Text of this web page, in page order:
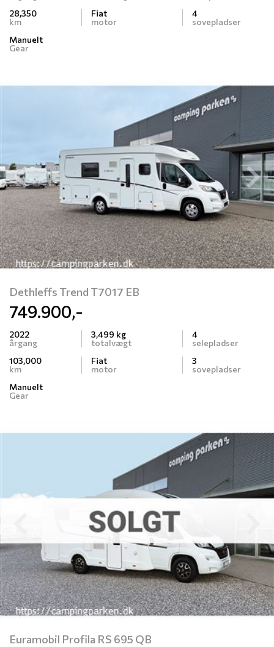
28,350
km
Manuelt
Gear
Fiat
motor
4
sovepladser
Previous
Dethleffs Trend T7017 EB
749.900,-
2022
årgang
103,000
km
Manuelt
Gear
3,499 kg
totalvægt
Fiat
motor
4
selepladser
3
sovepladser
Previous
Euramobil Profila RS 695 QB